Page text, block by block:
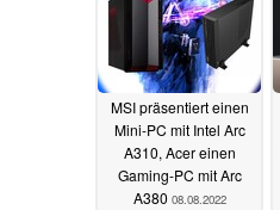
MSI präsentiert einen
Mini-PC mit Intel Arc
A310, Acer einen
Gaming-PC mit Arc
A380 08.08.2022